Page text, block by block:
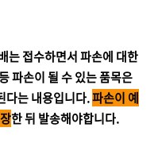
는 접수하면서 파손에 대한
파손이 될 수 있는 품목은
다는 내용입니다.파손이 예
한 뒤 발송해야합니다.